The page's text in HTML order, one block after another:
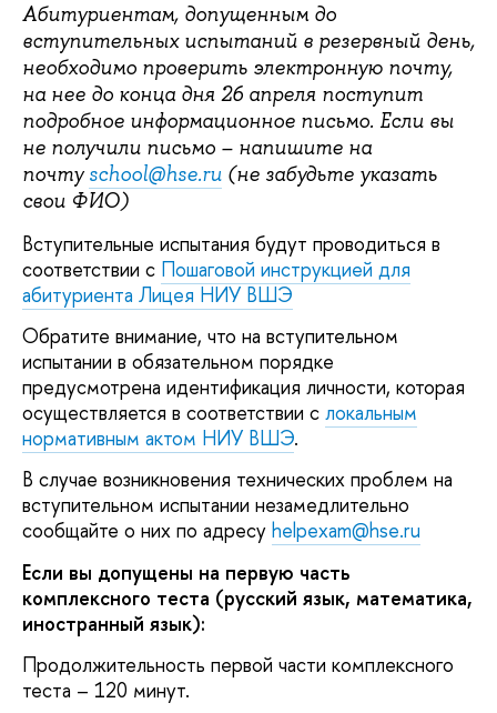
Абитуриентам, допущенным до
вступительных испытаний в резервный день,
необходимо проверить электронную почту,
на нее до конца дня 26 апреля поступит
подробное информационное письмо. Если вы
не получили письмо – напишите на
почту school@hse.ru (не забудьте указать
свои ФИО)
Вступительные испытания будут проводиться в
соответствии с Пошаговой инструкцией для
абитуриента Лицея НИУ ВШЭ
Обратите внимание, что на вступительном
испытании в обязательном порядке
предусмотрена идентификация личности, которая
осуществляется в соответствии с локальным
нормативным актом НИУ ВШЭ.
В случае возникновения технических проблем на
вступительном испытании незамедлительно
сообщайте о них по адресу helpexam@hse.ru
Если вы допущены на первую часть
комплексного теста (русский язык, математика,
иностранный язык):
Продолжительность первой части комплексного
теста – 120 минут.